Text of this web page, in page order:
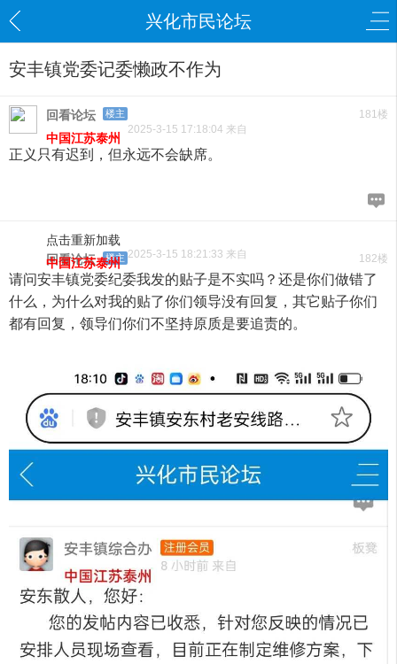
兴化市民论坛
安丰镇党委记委懒政不作为
181楼
回看论坛 楼主
2025-3-15 17:18:04 来自
中国江苏泰州
正义只有迟到，但永远不会缺席。
点击重新加载
182楼
回看论坛 楼主 2025-3-15 18:21:33 来自
中国江苏泰州
请问安丰镇党委纪委我发的贴子是不实吗？还是你们做错了
什么，为什么对我的贴了你们领导没有回复，其它贴子你们
都有回复，领导们你们不坚持原质是要追责的。